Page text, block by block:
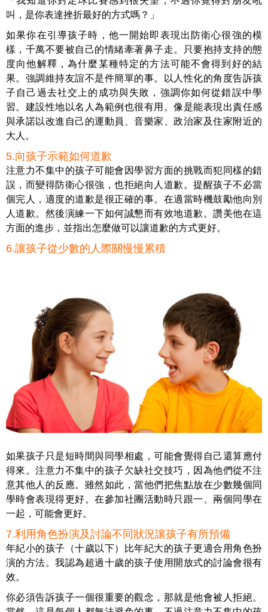
叫，是你表達挫折最好的方式嗎？」
如果你在引導孩子時，他一開始即表現出防衛心很強的模
樣，千萬不要被自己的情緒牽著鼻子走。只要抱持支持的態
度向他解釋，為什麼某種特定的方法可能不會得到好的結
果。強調維持友誼不是件簡單的事。以人性化的角度告訴孩
子自己過去社交上的成功與失敗，強調你如何從錯誤中學
習。建設性地以名人為範例也很有用。像是能表現出責任感
與承諾以改進自己的運動員、音樂家、政治家及住家附近的
大人。
5.向孩子示範如何道歉
注意力不集中的孩子可能會因學習方面的挑戰而犯同樣的錯
誤，而變得防衛心很強，也拒絕向人道歉。提醒孩子不必當
個完人，適度的道歉是很正確的事。在適當時機鼓勵他向別
人道歉。然後演練一下如何誠懇而有效地道歉。讚美他在這
方面的進步，並指出怎麼做可以讓道歉的方式更好。
6.讓孩子從少數的人際關慢慢累積
如果孩子只是短時間與同學相處，可能會覺得自己還算應付
得來。注意力不集中的孩子欠缺社交技巧，因為他們從不注
意其他人的反應。雖然如此，當他們把焦點放在少數幾個同
學時會表現得更好。在參加社團活動時只跟一、兩個同學在
一起，可能會更好。
7.利用角色扮演及討論不同狀況讓孩子有所預備
年紀小的孩子（十歲以下）比年紀大的孩子更適合用角色扮
演的方法。我認為超過十歲的孩子使用開放式的討論會很有
效。
你必須告訴孩子一個很重要的觀念，那就是他會被人拒絕。